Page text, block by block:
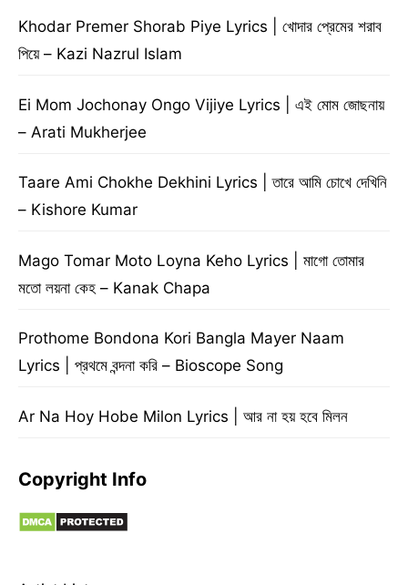
Khodar Premer Shorab Piye Lyrics | খোদার প্রেমের শরাব
পিয়ে – Kazi Nazrul Islam
Ei Mom Jochonay Ongo Vijiye Lyrics | এই মোম জোছনায়
– Arati Mukherjee
Taare Ami Chokhe Dekhini Lyrics | তারে আমি চোখে দেখিনি
– Kishore Kumar
Mago Tomar Moto Loyna Keho Lyrics | মাগো তোমার
মতো লয়না কেহ – Kanak Chapa
Prothome Bondona Kori Bangla Mayer Naam
Lyrics | প্রথমে বন্দনা করি – Bioscope Song
Ar Na Hoy Hobe Milon Lyrics | আর না হয় হবে মিলন
Copyright Info